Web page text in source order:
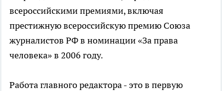
всероссийскими премиями, включая
престижную всероссийскую премию Союза
журналистов РФ в номинации «За права
человека» в 2006 году.
Работа главного редактора - это в первую